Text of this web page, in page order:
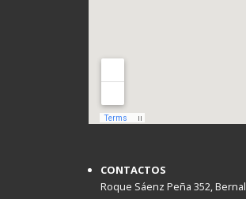
CONTACTOS
Roque Sáenz Peña 352, Bernal